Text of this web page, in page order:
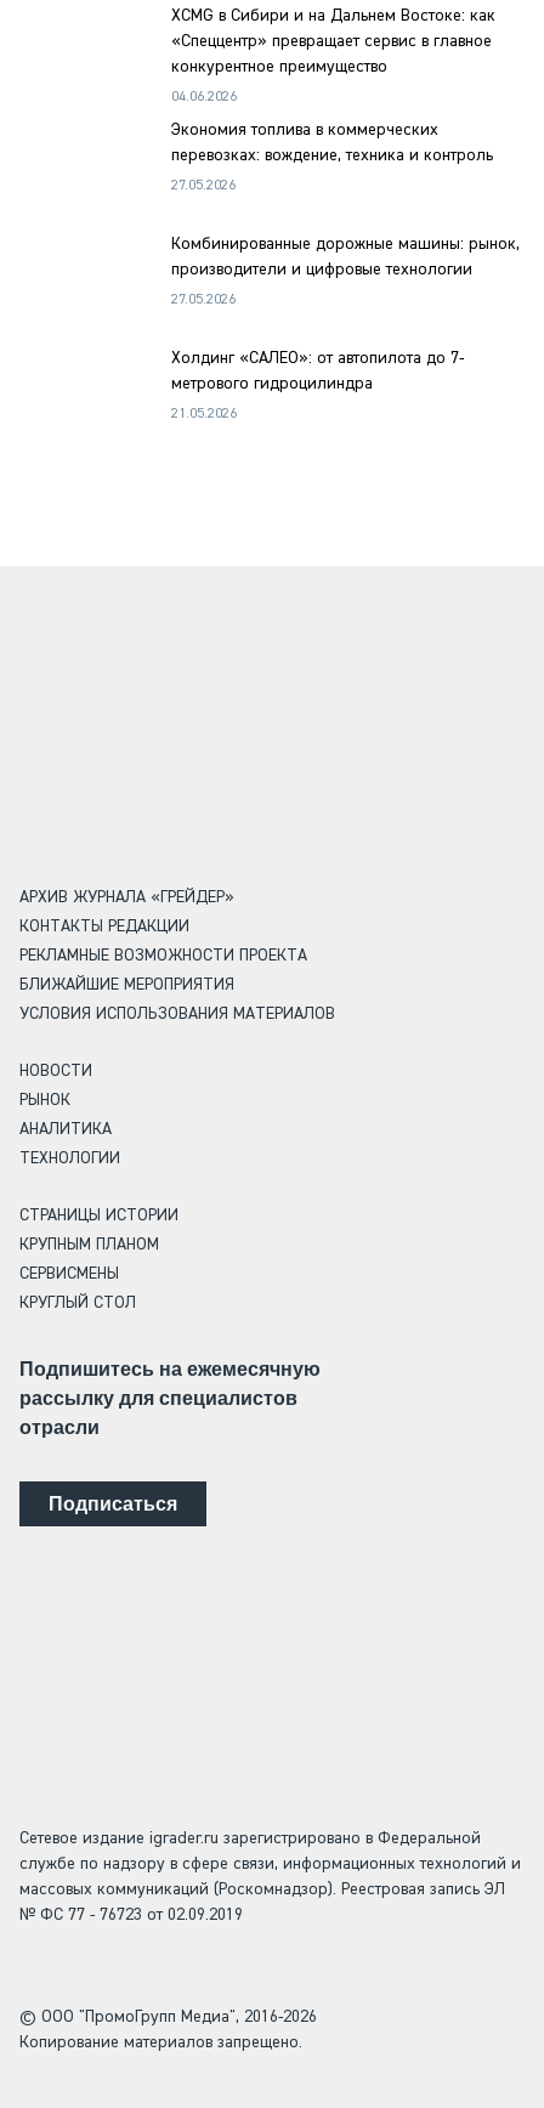
XCMG в Сибири и на Дальнем Востоке: как
«Спеццентр» превращает сервис в главное
конкурентное преимущество
04.06.2026
Экономия топлива в коммерческих
перевозках: вождение, техника и контроль
27.05.2026
Комбинированные дорожные машины: рынок,
производители и цифровые технологии
27.05.2026
Холдинг «САЛЕО»: от автопилота до 7-
метрового гидроцилиндра
21.05.2026
АРХИВ ЖУРНАЛА «ГРЕЙДЕР»
КОНТАКТЫ РЕДАКЦИИ
РЕКЛАМНЫЕ ВОЗМОЖНОСТИ ПРОЕКТА
БЛИЖАЙШИЕ МЕРОПРИЯТИЯ
УСЛОВИЯ ИСПОЛЬЗОВАНИЯ МАТЕРИАЛОВ
НОВОСТИ
РЫНОК
АНАЛИТИКА
ТЕХНОЛОГИИ
СТРАНИЦЫ ИСТОРИИ
КРУПНЫМ ПЛАНОМ
СЕРВИСМЕНЫ
КРУГЛЫЙ СТОЛ
Подпишитесь на ежемесячную
рассылку для специалистов
отрасли
Подписаться
Сетевое издание igrader.ru зарегистрировано в Федеральной
службе по надзору в сфере связи, информационных технологий и
массовых коммуникаций (Роскомнадзор). Реестровая запись ЭЛ
№ ФС 77 - 76723 от 02.09.2019
© ООО "ПромоГрупп Медиа", 2016-2026
Копирование материалов запрещено.